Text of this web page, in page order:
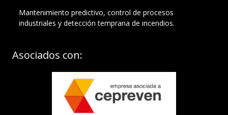
Mantenimiento predictivo, control de procesos
industriales y detección temprana de incendios.
Asociados con: